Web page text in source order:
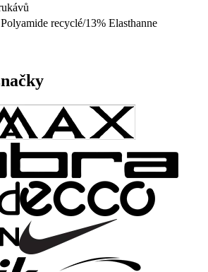
recyclé/13% Elasthanne